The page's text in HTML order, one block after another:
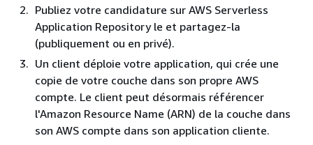
Publiez votre candidature sur AWS Serverless
Application Repository le et partagez-la
(publiquement ou en privé).
Un client déploie votre application, qui crée une
copie de votre couche dans son propre AWS
compte. Le client peut désormais référencer
l'Amazon Resource Name (ARN) de la couche dans
son AWS compte dans son application cliente.